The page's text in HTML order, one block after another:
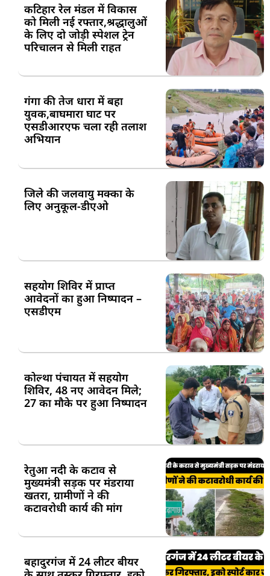
कटिहार रेल मंडल में विकास
को मिली नई रफ्तार,श्रद्धालुओं
के लिए दो जोड़ी स्पेशल ट्रेन
परिचालन से मिली राहत
गंगा की तेज धारा में बहा
युवक,बाघमारा घाट पर
एसडीआरएफ चला रही तलाश
अभियान
जिले की जलवायु मक्का के
लिए अनुकूल-डीएओ
सहयोग शिविर में प्राप्त
आवेदनों का हुआ निष्पादन –
एसडीएम
कोल्था पंचायत में सहयोग
शिविर, 48 नए आवेदन मिले;
27 का मौके पर हुआ निष्पादन
रेतुआ नदी के कटाव से
मुख्यमंत्री सड़क पर मंडराया
खतरा, ग्रामीणों ने की
कटावरोधी कार्य की मांग
बहादुरगंज में 24 लीटर बीयर